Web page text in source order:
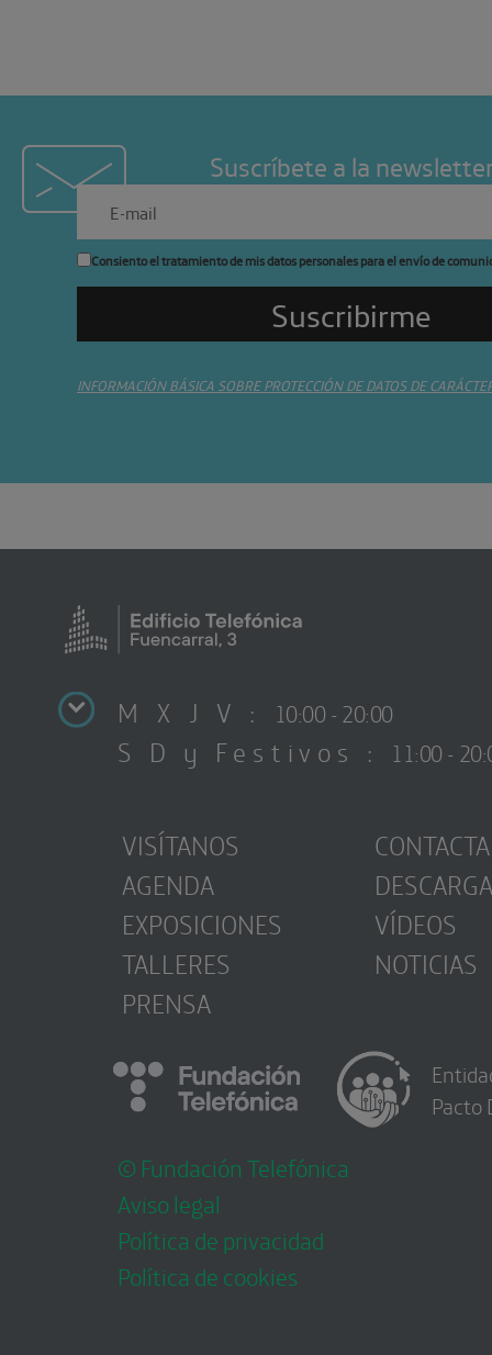
Suscríbete a la
Consiento el tratamiento de mis datos personales para el envío de
INFORMACIÓN BÁSICA SOBRE PROTECCIÓN DE DATOS DE
M X J V : 10:00 - 20:00
S D y Festivos : 11:00 -
VISÍTANOS
AGENDA
EXPOSICIONES
TALLERES
PRENSA
CONTACTA
VÍDEOS
NOTICIAS
© Fundación Telefónica
Aviso legal
Política de privacidad
Política de cookies
Pacto